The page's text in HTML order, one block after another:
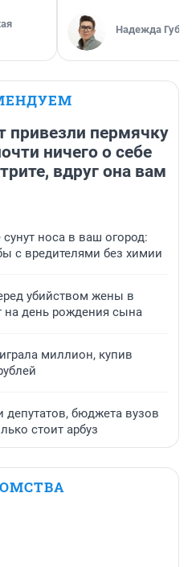
Надежда
привезли пермячку
ничего о себе
вдруг она вам
носа в ваш огород:
с вредителями без химии
убийством жены в
на день рождения сына
миллион, купив
депутатов, бюджета вузов
стоит арбуз